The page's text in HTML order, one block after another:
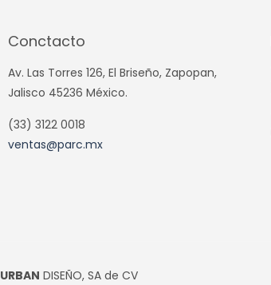
Conctacto
Av. Las Torres 126, El Briseño, Zapopan,
Jalisco 45236 México.
(33) 3122 0018
ventas@parc.mx
URBAN DISEÑO, SA de CV